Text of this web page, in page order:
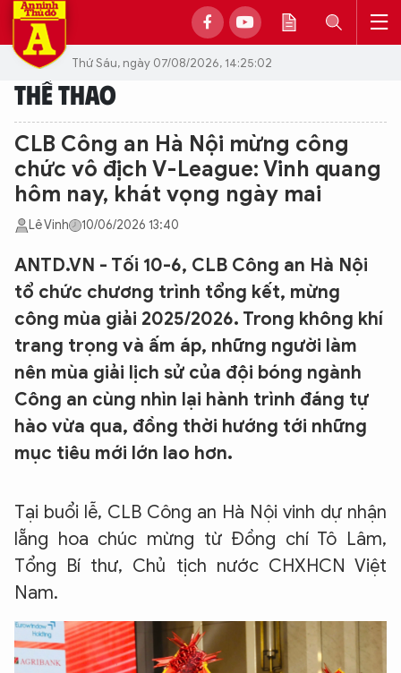
Thứ Sáu, ngày 07/08/2026, 14:25:02
THỂ THAO
CLB Công an Hà Nội mừng công
chức vô địch V-League: Vinh quang
hôm nay, khát vọng ngày mai
Lê Vinh 10/06/2026 13:40
ANTD.VN - Tối 10-6, CLB Công an Hà Nội
tổ chức chương trình tổng kết, mừng
công mùa giải 2025/2026. Trong không khí
trang trọng và ấm áp, những người làm
nên mùa giải lịch sử của đội bóng ngành
Công an cùng nhìn lại hành trình đáng tự
hào vừa qua, đồng thời hướng tới những
mục tiêu mới lớn lao hơn.
Tại buổi lễ, CLB Công an Hà Nội vinh dự nhận
lẵng hoa chúc mừng từ Đồng chí Tô Lâm,
Tổng Bí thư, Chủ tịch nước CHXHCN Việt
Nam.